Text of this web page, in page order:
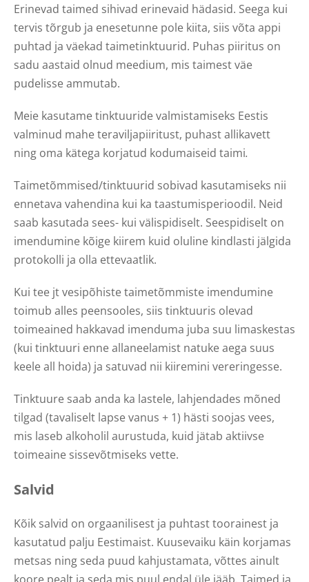
Erinevad taimed sihivad erinevaid hädasid. Seega kui
tervis tõrgub ja enesetunne pole kiita, siis võta appi
puhtad ja väekad taimetinktuurid. Puhas piiritus on
sadu aastaid olnud meedium, mis taimest väe
pudelisse ammutab.
Meie kasutame tinktuuride valmistamiseks Eestis
valminud mahe teraviljapiiritust, puhast allikavett
ning oma kätega korjatud kodumaiseid taimi.
Taimetõmmised/tinktuurid sobivad kasutamiseks nii
ennetava vahendina kui ka taastumisperioodil. Neid
saab kasutada sees- kui välispidiselt. Seespidiselt on
imendumine kõige kiirem kuid oluline kindlasti jälgida
protokolli ja olla ettevaatlik.
Kui tee jt vesipõhiste taimetõmmiste imendumine
toimub alles peensooles, siis tinktuuris olevad
toimeained hakkavad imenduma juba suu limaskestas
(kui tinktuuri enne allaneelamist natuke aega suus
keele all hoida) ja satuvad nii kiiremini vereringesse.
Tinktuure saab anda ka lastele, lahjendades mõned
tilgad (tavaliselt lapse vanus + 1) hästi soojas vees,
mis laseb alkoholil aurustuda, kuid jätab aktiivse
toimeaine sissevõtmiseks vette.
Salvid
Kõik salvid on orgaanilisest ja puhtast toorainest ja
kasutatud palju Eestimaist. Kuusevaiku käin korjamas
metsas ning seda puud kahjustamata, võttes ainult